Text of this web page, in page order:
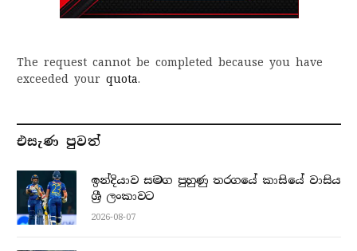
The request cannot be completed because you have
exceeded your quota.
එසැණ පුව​ත්
ඉන්දියාව සමග පුහුණු තරගයේ කාසියේ වාසිය
ශ්‍රී ලංකාවට
2026-08-07